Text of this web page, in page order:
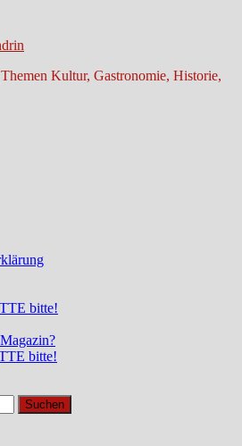
Kultur, Gastronomie, Historie,
bitte!
bitte!